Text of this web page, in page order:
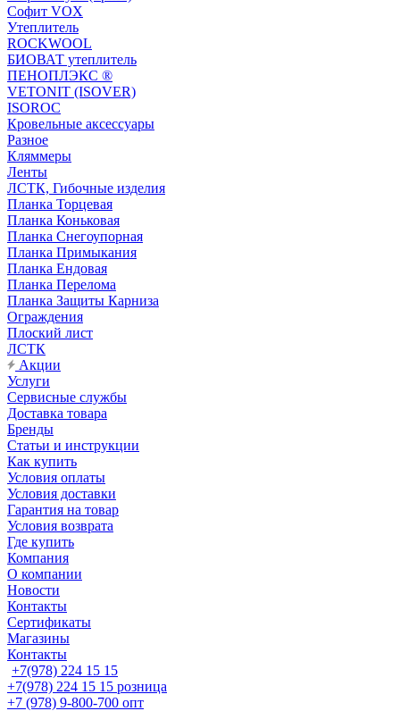
Софит VOX
Утеплитель
ROCKWOOL
БИОВАТ утеплитель
ПЕНОПЛЭКС ®
VETONIT (ISOVER)
ISOROC
Кровельные аксессуары
Разное
Кляммеры
Ленты
ЛСТК, Гибочные изделия
Планка Торцевая
Планка Коньковая
Планка Снегоупорная
Планка Примыкания
Планка Ендовая
Планка Перелома
Планка Защиты Карниза
Ограждения
Плоский лист
ЛСТК
Акции
Услуги
Сервисные службы
Доставка товара
Бренды
Статьи и инструкции
Как купить
Условия оплаты
Условия доставки
Гарантия на товар
Условия возврата
Где купить
Компания
О компании
Новости
Контакты
Сертификаты
Магазины
Контакты
+7(978) 224 15 15
+7(978) 224 15 15 розница
+7 (978) 9-800-700 опт